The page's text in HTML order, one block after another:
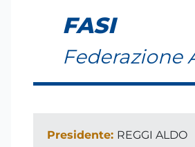
FASI
Federazione
Presidente: REGGI ALDO